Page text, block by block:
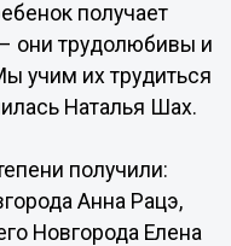
получает
они трудолюбивы и
учим их трудиться
Наталья Шах.
получили:
Анна Рацэ,
Новгорода Елена